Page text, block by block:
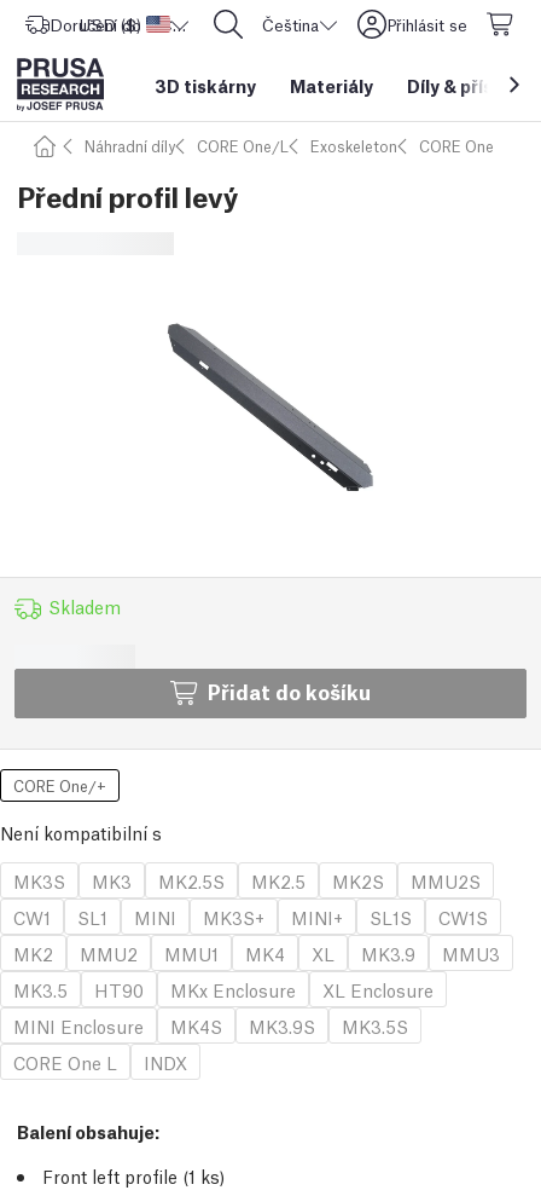
Doručení do Spojené státy americké
USD ($) CORE One L: Nyní skladem! Čeština Přihlásit se
3D tiskárny Materiály Díly &
Náhradní díly CORE One/L Exoskeleton CORE One
Přední profil levý
Skladem
Přidat do košíku
CORE One/+
Není kompatibilní s
MK3S
MK3 MK2.5S MK2.5 MK2S
MMU2S
CW1
SL1 MINI MK3S+ MINI+ SL1S
CW1S
MK2
MMU2 MMU1 MK4 XL MK3.9
MMU3
MK3.5
HT90 MKx Enclosure
XL Enclosure
MINI Enclosure
MK4S MK3.9S
MK3.5S
CORE One L
INDX
Balení obsahuje:
Front left profile (1 ks)